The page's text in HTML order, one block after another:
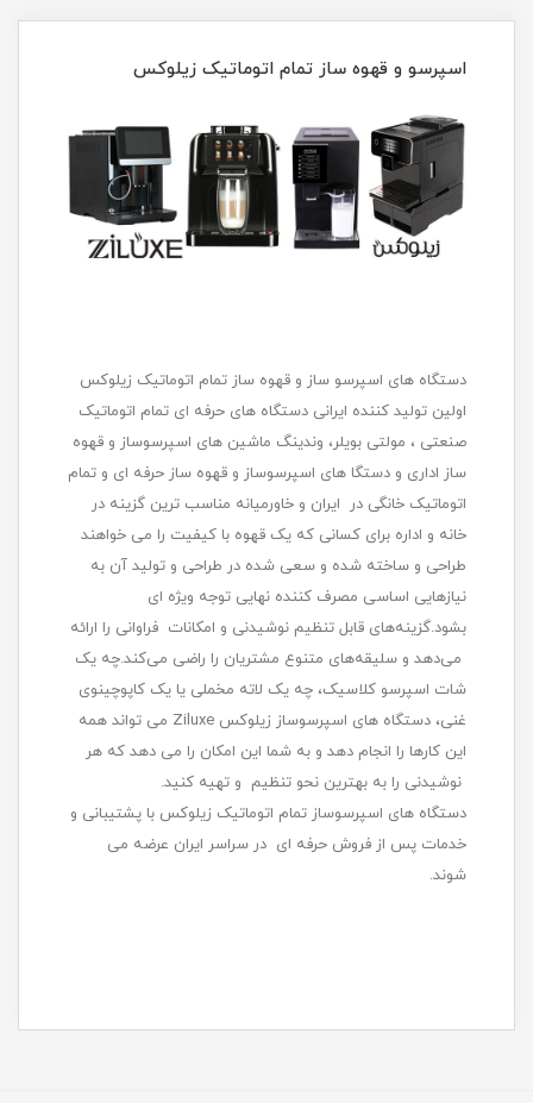
اسپرسو و قهوه ساز تمام اتوماتیک زیلوکس
دستگاه های اسپرسو ساز و قهوه ساز تمام اتوماتیک زیلوکس
اولین تولید کننده ایرانی دستگاه های حرفه ای تمام اتوماتیک
صنعتی ، مولتی بویلر، وندینگ ماشین های اسپرسوساز و قهوه
ساز اداری و دستگا های اسپرسوساز و قهوه ساز حرفه ای و تمام
اتوماتیک خانگی در ایران و خاورمیانه مناسب ترین گزینه در
خانه و اداره برای کسانی که یک قهوه با کیفیت را می خواهند
طراحی و ساخته شده و سعی شده در طراحی و تولید آن به
نیازهایی اساسی مصرف کننده نهایی توجه ویژه ای
بشود.گزینه‌های قابل تنظیم نوشیدنی و امکانات فراوانی را ارائه
می‌دهد و سلیقه‌های متنوع مشتریان را راضی می‌کند.چه یک
شات اسپرسو کلاسیک، چه یک لاته مخملی یا یک کاپوچینوی
غنی، دستگاه های اسپرسوساز زیلوکس Ziluxe می تواند همه
این کارها را انجام دهد و به شما این امکان را می دهد که هر
نوشیدنی را به بهترین نحو تنظیم و تهیه کنید.
دستگاه های اسپرسوساز تمام اتوماتیک زیلوکس با پشتیبانی و
خدمات پس از فروش حرفه ای در سراسر ایران عرضه می
شوند.